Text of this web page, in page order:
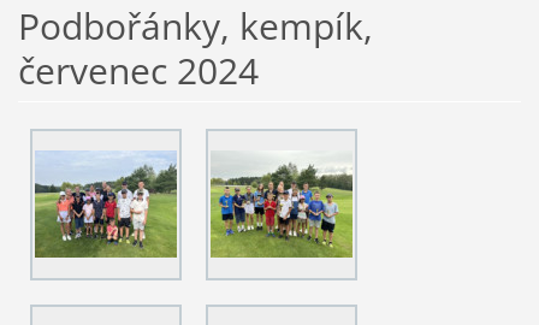
Podbořánky, kempík,
červenec 2024